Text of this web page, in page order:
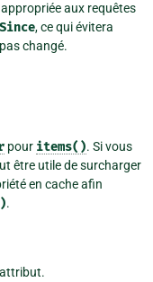
aux requêtes
, ce qui évitera
changé.
pour items(). Si vous
être utile de surcharger
en cache afin
.